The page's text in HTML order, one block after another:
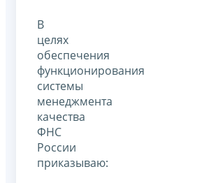
В
целях
обеспечения
функционирования
системы
менеджмента
качества
ФНС
России
приказываю: